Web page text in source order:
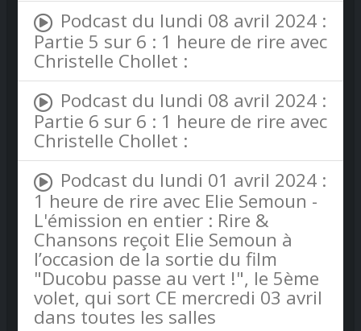
Podcast du lundi 08 avril 2024 :
Partie 5 sur 6 : 1 heure de rire avec
Christelle Chollet :
Podcast du lundi 08 avril 2024 :
Partie 6 sur 6 : 1 heure de rire avec
Christelle Chollet :
Podcast du lundi 01 avril 2024 :
1 heure de rire avec Elie Semoun -
L'émission en entier : Rire &
Chansons reçoit Elie Semoun à
l’occasion de la sortie du film
"Ducobu passe au vert !", le 5ème
volet, qui sort CE mercredi 03 avril
dans toutes les salles